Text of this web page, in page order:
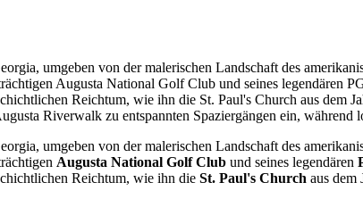
umgeben von der malerischen Landschaft des
Augusta National Golf Club und seines
Reichtum, wie ihn die St. Paul's Church aus dem
Riverwalk zu entspannten Spaziergängen ein,
umgeben von der malerischen Landschaft des
Augusta National Golf Club und seines legendären
Reichtum, wie ihn die St. Paul's Church aus dem